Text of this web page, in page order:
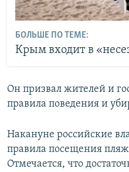
БОЛЬШЕ ПО ТЕМЕ:
Крым входит в
Он призвал жителей и
правила поведения и
Накануне российские
правила посещения
Отмечается, что